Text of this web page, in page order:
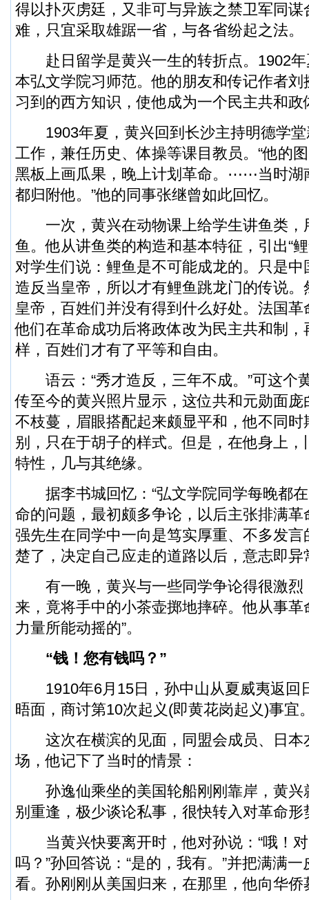
得以扑灭虏廷，又非可与异族之禁卫军同
难，只宜采取雄踞一省，与各省纷起之法。
赴日留学是黄兴一生的转折点。1902年
本弘文学院习师范。他的朋友和传记作者
习到的西方知识，使他成为一个民主共和政
1903年夏，黄兴回到长沙主持明德学堂
工作，兼任历史、体操等课目教员。“他的
黑板上画瓜果，晚上计划革命。⋯⋯当时湖
都归附他。”他的同事张继曾如此回忆。
一次，黄兴在动物课上给学生讲鱼类，
鱼。他从讲鱼类的构造和基本特征，引出“
对学生们说：鲤鱼是不可能成龙的。只是
造反当皇帝，所以才有鲤鱼跳龙门的传说
皇帝，百姓们并没有得到什么好处。法国
他们在革命成功后将政体改为民主共和制
样，百姓们才有了平等和自由。
语云：“秀才造反，三年不成。”可这个
传至今的黄兴照片显示，这位共和元勋面
不枝蔓，眉眼搭配起来颇显平和，他不同
别，只在于胡子的样式。但是，在他身上
特性，几与其绝缘。
据李书城回忆：“弘文学院同学每晚都在
命的问题，最初颇多争论，以后主张排满
强先生在同学中一向是笃实厚重、不多发
楚了，决定自己应走的道路以后，意志即异
有一晚，黄兴与一些同学争论得很激烈
来，竟将手中的小茶壶掷地摔碎。他从事革
力量所能动摇的”。
“钱！您有钱吗？”
1910年6月15日，孙中山从夏威夷返回
晤面，商讨第10次起义(即黄花岗起义)事宜
这次在横滨的见面，同盟会成员、日本
场，他记下了当时的情景：
孙逸仙乘坐的美国轮船刚刚靠岸，黄兴
别重逢，极少谈论私事，很快转入对革命
当黄兴快要离开时，他对孙说：“哦！对
吗？”孙回答说：“是的，我有。”并把满满
看。孙刚刚从美国归来，在那里，他向华侨